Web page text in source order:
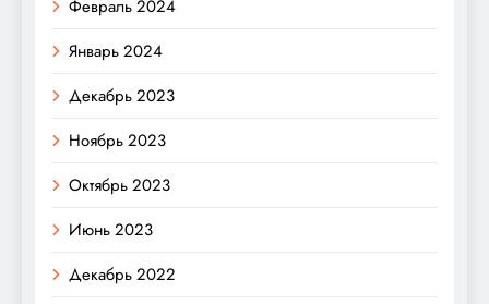
Февраль 2024
Январь 2024
Декабрь 2023
Ноябрь 2023
Октябрь 2023
Июнь 2023
Декабрь 2022